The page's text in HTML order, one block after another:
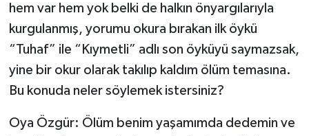
hem var hem yok belki de halkın önyargılarıyla
kurgulanmış, yorumu okura bırakan ilk öykü
“Tuhaf” ile “Kıymetli” adlı son öyküyü saymazsak,
yine bir okur olarak takılıp kaldım ölüm temasına.
Bu konuda neler söylemek istersiniz?
Oya Özgür: Ölüm benim yaşamımda dedemin ve